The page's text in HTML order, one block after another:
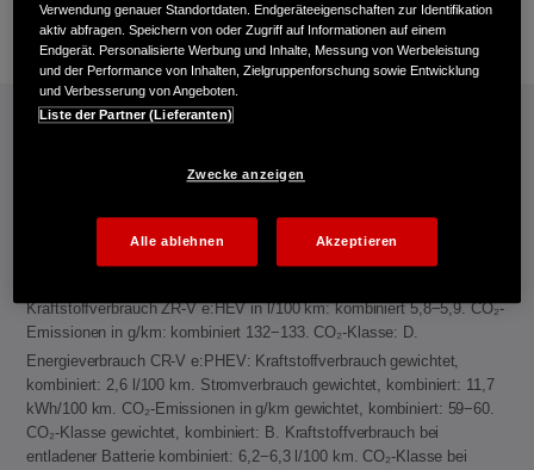
E-Mail
INFORMATIONEN: KRAFTSTOFFVERBRAUCH/CO2-EMISSIONEN (PDF, 42 KB)
Emissionen in g/km: kombiniert 104−109. CO₂-Klasse: C.
Kraftstoffverbrauch ZR-V e:HEV in l/100 km: kombiniert 5,8−5,9. CO₂-
Emissionen in g/km: kombiniert 132−133. CO₂-Klasse: D.
Energieverbrauch CR-V e:PHEV: Kraftstoffverbrauch gewichtet,
kombiniert: 2,6 l/100 km. Stromverbrauch gewichtet, kombiniert: 11,7
kWh/100 km. CO₂-Emissionen in g/km gewichtet, kombiniert: 59−60.
CO₂-Klasse gewichtet, kombiniert: B. Kraftstoffverbrauch bei
entladener Batterie kombiniert: 6,2−6,3 l/100 km. CO₂-Klasse bei
Verwendung genauer Standortdaten. Endgeräteeigenschaften zur Identifikation
aktiv abfragen. Speichern von oder Zugriff auf Informationen auf einem
Endgerät. Personalisierte Werbung und Inhalte, Messung von Werbeleistung
und der Performance von Inhalten, Zielgruppenforschung sowie Entwicklung
und Verbesserung von Angeboten.
Liste der Partner (Lieferanten)
Zwecke anzeigen
Alle ablehnen Akzeptieren